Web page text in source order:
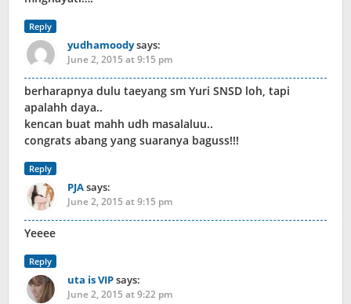
Reply
yudhamoodysays:
June 2, 2015 at 9:15 pm
berharapnya dulu taeyang sm Yuri SNSD loh, tapi
apalahh daya..
kencan buat mahh udh masalaluu..
congrats abang yang suaranya baguss!!!
Reply
PJAsays:
June 2, 2015 at 9:15 pm
Yeeee
Reply
uta is VIPsays:
June 2, 2015 at 9:22 pm